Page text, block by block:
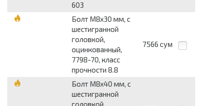
603
Болт М8x30 мм, с
шестигранной
головкой,
оцинкованный,
7798-70, класс
прочности 8.8
7566 сум
Болт М8x40 мм, с
шестигранной
головкой,